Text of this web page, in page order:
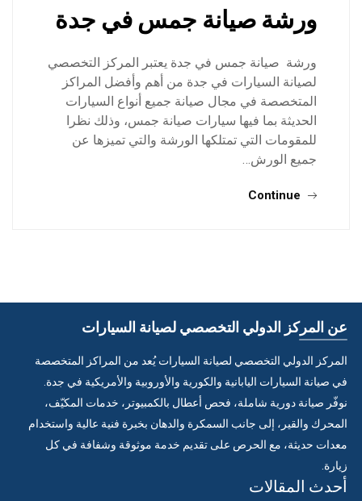
ورشة صيانة جمس في جدة
ورشة صيانة جمس في جدة يعتبر المركز التخصصي
لصيانة السيارات في جدة من أهم وأفضل المراكز
المتخصصة في مجال صيانة جميع أنواع السيارات
الحديثة بما فيها سيارات صيانة جمس، وذلك نظرا
للمقومات التي تمتلكها الورشة والتي تميزها عن
جميع الورش…
Continue
عن المركز الدولي التخصصي لصيانة السيارات
المركز الدولي التخصصي لصيانة السيارات يُعد من المراكز المتخصصة
في صيانة السيارات اليابانية والكورية والأوروبية والأمريكية في جدة.
نوفّر صيانة دورية شاملة، فحص أعطال بالكمبيوتر، خدمات المكيّف،
المحرك والقير، إلى جانب السمكرة والدهان بخبرة فنية عالية واستخدام
معدات حديثة، مع الحرص على تقديم خدمة موثوقة وشفافة في كل
زيارة.
أحدث المقالات